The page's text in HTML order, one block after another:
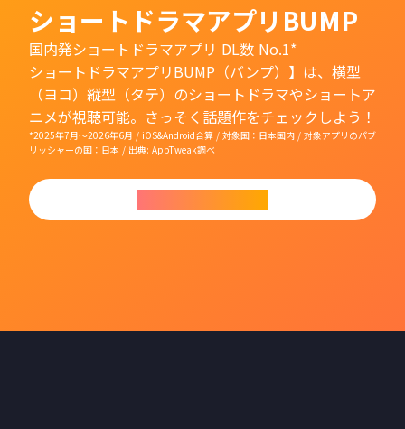
ショートドラマアプリBUMP
国内発ショートドラマアプリ DL数 No.1*
ショートドラマアプリBUMP（バンプ）】は、横型
（ヨコ）縦型（タテ）のショートドラマやショートア
ニメが視聴可能。さっそく話題作をチェックしよう！
*2025年7月〜2026年6月 / iOS&Android合算 / 対象国：日本国内 / 対象アプリのパブ
リッシャーの国：日本 / 出典: AppTweak調べ